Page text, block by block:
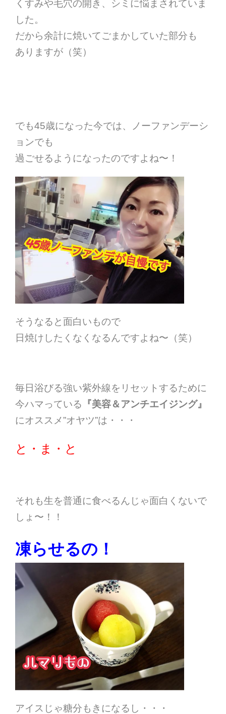
くすみや毛穴の開き、シミに悩まされていま
した。
だから余計に焼いてごまかしていた部分も
ありますが（笑）
でも45歳になった今では、ノーファンデーシ
ョンでも
過ごせるようになったのですよね〜！
そうなると面白いもので
日焼けしたくなくなるんですよね〜（笑）
毎日浴びる強い紫外線をリセットするために
今ハマっている 『美容＆アンチエイジング』
にオススメ”オヤツ”は・・・
と・ま・と
それも生を普通に食べるんじゃ面白くないで
しょ〜！！
凍らせるの！
アイスじゃ糖分もきになるし・・・